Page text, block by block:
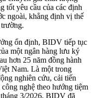
tốt yêu cầu của các định
ngoài, khẳng định vị thế
ổn định, BIDV tiếp tục
một ngân hàng lưu ký
hơn 25 năm đồng hành
Nam. Là một trong
nghiên cứu, cải tiến
nghệ theo hướng tiệm
3/2026, BIDV đã